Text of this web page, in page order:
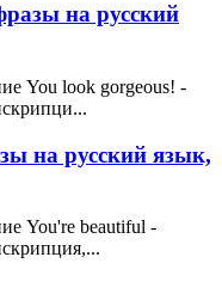
на русский
You look gorgeous! -
на русский язык,
You're beautiful -